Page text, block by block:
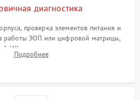
диагностика
проверка элементов питания и
работы ЭОП или цифровой матрицы,
ИК-подсветки и механизма выверки
видимых дефектов оптики и
Подробнее